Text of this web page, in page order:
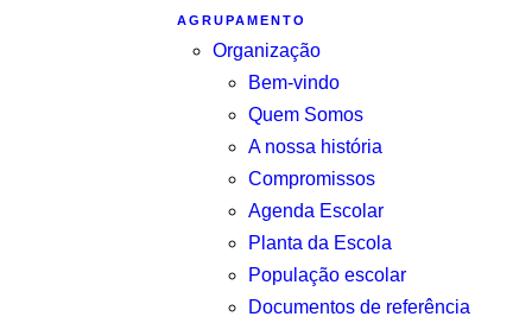
AGRUPAMENTO
Organização
Bem-vindo
Quem Somos
A nossa história
Compromissos
Agenda Escolar
Planta da Escola
População escolar
Documentos de referência